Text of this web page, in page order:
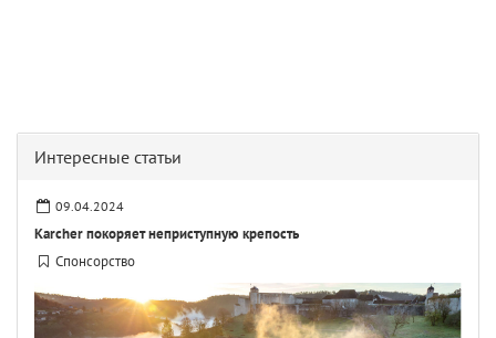
Интересные статьи
09.04.2024
Karcher покоряет неприступную крепость
Спонсорство